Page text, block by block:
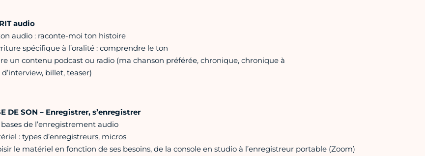
audio
audio : raconte-moi ton histoire
spécifique à l’oralité : comprendre le ton
un contenu podcast ou radio (ma chanson préférée, chronique, chronique à
d’interview, billet, teaser)
DE SON – Enregistrer, s’enregistrer
bases de l’enregistrement audio
: types d’enregistreurs, micros
le matériel en fonction de ses besoins, de la console en studio à l’enregistreur portable (Zoom)